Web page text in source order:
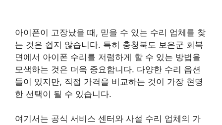
아이폰이 고장났을 때, 믿을 수 있는 수리 업체를 찾
는 것은 쉽지 않습니다. 특히 충청북도 보은군 회북
면에서 아이폰 수리를 저렴하게 할 수 있는 방법을
모색하는 것은 더욱 중요합니다. 다양한 수리 옵션
들이 있지만, 직접 가격을 비교하는 것이 가장 현명
한 선택이 될 수 있습니다.
여기서는 공식 서비스 센터와 사설 수리 업체의 가